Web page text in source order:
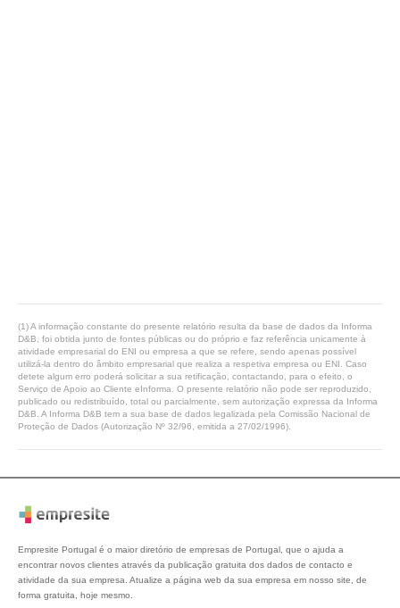
(1) A informação constante do presente relatório resulta da base de dados da Informa
D&B, foi obtida junto de fontes públicas ou do próprio e faz referência unicamente à
atividade empresarial do ENI ou empresa a que se refere, sendo apenas possível
utilizá-la dentro do âmbito empresarial que realiza a respetiva empresa ou ENI. Caso
detete algum erro poderá solicitar a sua retificação, contactando, para o efeito, o
Serviço de Apoio ao Cliente eInforma. O presente relatório não pode ser reproduzido,
publicado ou redistribuído, total ou parcialmente, sem autorização expressa da Informa
D&B. A Informa D&B tem a sua base de dados legalizada pela Comissão Nacional de
Proteção de Dados (Autorização Nº 32/96, emitida a 27/02/1996).
Empresite Portugal é o maior diretório de empresas de Portugal, que o ajuda a
encontrar novos clientes através da publicação gratuita dos dados de contacto e
atividade da sua empresa. Atualize a página web da sua empresa em nosso site, de
forma gratuita, hoje mesmo.